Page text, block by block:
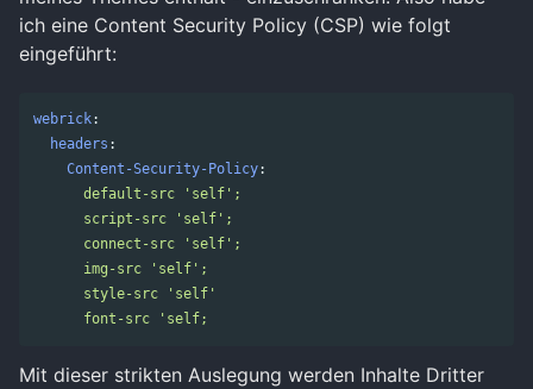
ich eine Content Security Policy (CSP) wie folgt
eingeführt:
webrick:
headers :
Content-Security-Policy:
default-src 'self';
script-src 'self';
connect-src 'self';
img-src 'self';
style-src 'self'
font-src 'self;
Mit dieser strikten Auslegung werden Inhalte Dritter